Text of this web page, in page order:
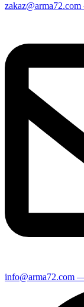
info@arma72.com